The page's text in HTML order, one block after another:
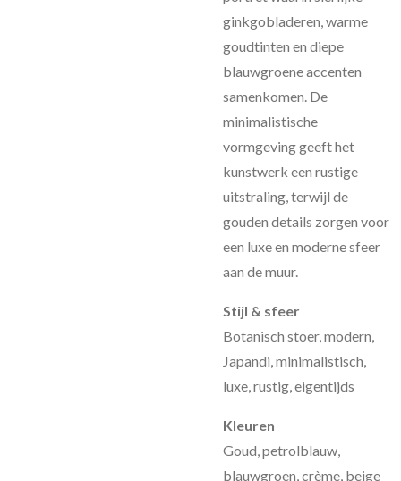
ginkgobladeren, warme
goudtinten en diepe
blauwgroene accenten
samenkomen. De
minimalistische
vormgeving geeft het
kunstwerk een rustige
uitstraling, terwijl de
gouden details zorgen voor
een luxe en moderne sfeer
aan de muur.
Stijl & sfeer
Botanisch stoer, modern,
Japandi, minimalistisch,
luxe, rustig, eigentijds
Kleuren
Goud, petrolblauw,
blauwgroen, crème, beige